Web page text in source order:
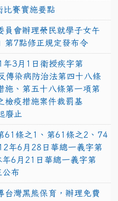
比賽實施要點
員會辦理榮民就學子女午
第7點修正規定發布令
3月1日衛授疾字第
傳染病防治法第四十八條
施、第五十八條第一項第
檢疫措施案件裁罰基
廢止
61條之1、第61條之2、74
年6月28日華總一義字第
6月21日華總一義字第
布
台灣黑熊保育，辦理免費